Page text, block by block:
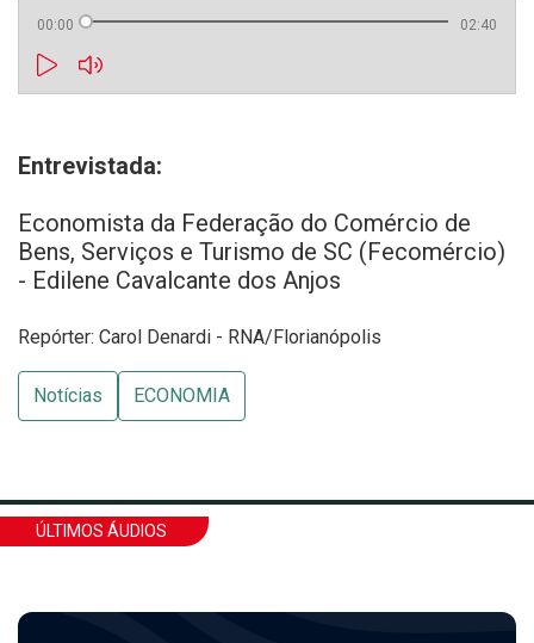
00:00 02:40
Entrevistada:
Economista da Federação do Comércio de
Bens, Serviços e Turismo de SC (Fecomércio)
- Edilene Cavalcante dos Anjos
Repórter: Carol Denardi - RNA/Florianópolis
Notícias ECONOMIA
ÚLTIMOS ÁUDIOS